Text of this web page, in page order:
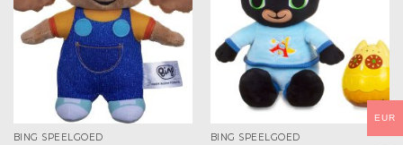
BING SPEELGOED BING SPEELGOED
EUR